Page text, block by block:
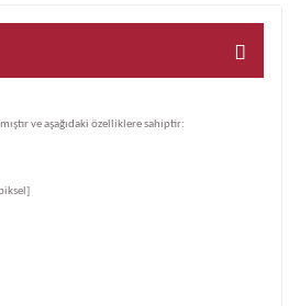
ve aşağıdaki özelliklere sahiptir: